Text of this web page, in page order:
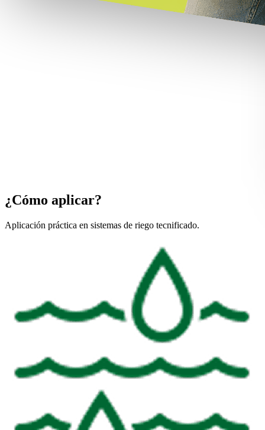
¿Cómo aplicar?
Aplicación práctica en sistemas de riego tecnificado.